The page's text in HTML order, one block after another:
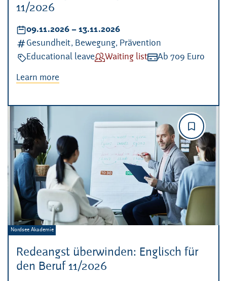
11/2026
Datum:
09.11.2026 – bis
13.11.2026
Kategorien:
Gesundheit, Bewegung, Prävention
Veranstaltungsart:
Educational leaveVerfügbarkeit:
Waiting listKosten:
Ab 709 Euro
Learn more
Redeangst überwinden: Englisch für
den Beruf 11/2026
Veranstalter:
Nordsee Akademie